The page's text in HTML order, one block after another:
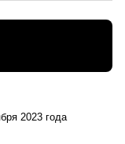
2023 года